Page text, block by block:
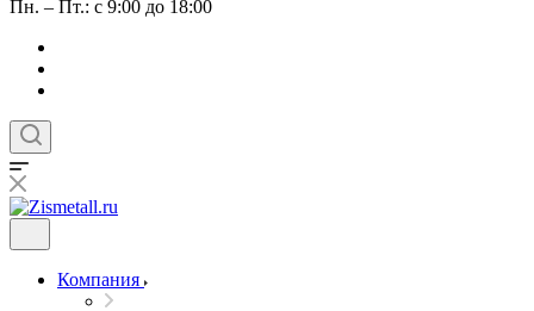
Пн. – Пт.: с 9:00 до 18:00
Компания